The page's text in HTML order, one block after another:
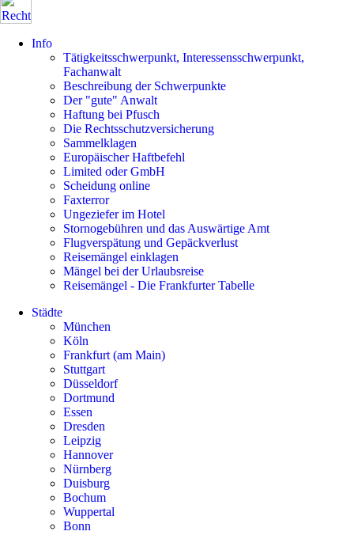
Info
Tätigkeitsschwerpunkt, Interessensschwerpunkt,
Fachanwalt
Beschreibung der Schwerpunkte
Der "gute" Anwalt
Haftung bei Pfusch
Die Rechtsschutzversicherung
Sammelklagen
Europäischer Haftbefehl
Limited oder GmbH
Scheidung online
Faxterror
Ungeziefer im Hotel
Stornogebühren und das Auswärtige Amt
Flugverspätung und Gepäckverlust
Reisemängel einklagen
Mängel bei der Urlaubsreise
Reisemängel - Die Frankfurter Tabelle
Städte
München
Köln
Frankfurt (am Main)
Stuttgart
Düsseldorf
Dortmund
Essen
Dresden
Leipzig
Hannover
Nürnberg
Duisburg
Bochum
Wuppertal
Bonn